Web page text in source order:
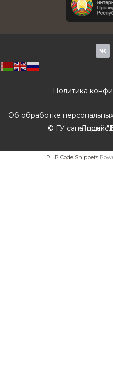
V
k
Политика
Об обработке
© ГУ санаторий
PHP Code Snippets